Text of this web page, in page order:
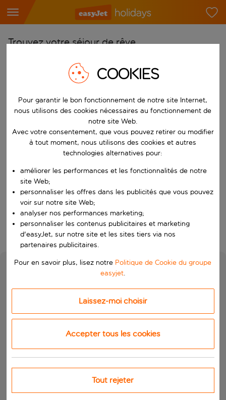
Trouvez votre séjour de rêve
Commencez à taper pour la saisie automatique. Lorsque les
Choisissez votre aéroport
Commencez à taper pour la saisie automatique. Lorsque les
Choisissez votre destination
Vers
Choisissez vos dates
Quand
Qui
Rechercher
COOKIES
Pour garantir le bon fonctionnement de notre site Internet,
nous utilisons des cookies nécessaires au fonctionnement de
notre site Web.
Avec votre consentement, que vous pouvez retirer ou modifier
à tout moment, nous utilisons des cookies et autres
technologies alternatives pour:
améliorer les performances et les fonctionnalités de notre
site Web;
personnaliser les offres dans les publicités que vous pouvez
voir sur notre site Web;
analyser nos performances marketing;
personnaliser les contenus publicitaires et marketing
d'easyJet, sur notre site et les sites tiers via nos
partenaires publicitaires.
Pour en savoir plus, lisez notre Politique de Cookie du groupe
easyjet.
Laissez-moi choisir
Accepter tous les cookies
Tout rejeter